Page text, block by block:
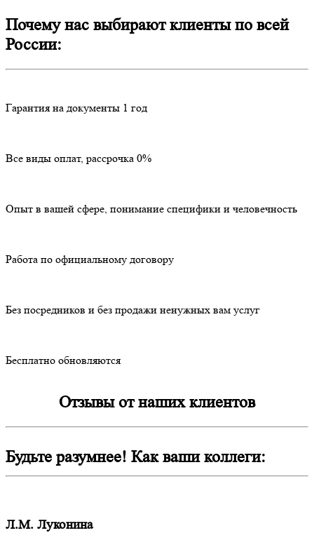
Почему нас выбирают клиенты по всей
России:
Гарантия на документы 1 год
Все виды оплат, рассрочка 0%
Опыт в вашей сфере, понимание специфики и человечность
Работа по официальному договору
Без посредников и без продажи ненужных вам услуг
Бесплатно обновляются
Отзывы от наших клиентов
Будьте разумнее! Как ваши коллеги:
Л.М. Луконина